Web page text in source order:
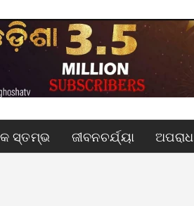
ସ୍ତମ୍ଭ ଜୀବନଚର୍ଯ୍ୟା ଅପରାଧ